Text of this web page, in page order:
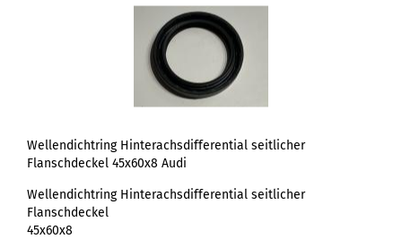
Wellendichtring Hinterachsdifferential seitlicher
Flanschdeckel 45x60x8 Audi
Wellendichtring Hinterachsdifferential seitlicher
Flanschdeckel
45x60x8